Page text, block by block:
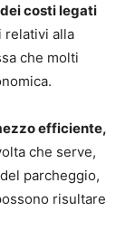
costi legati
relativi alla
che molti
efficiente,
che serve,
parcheggio,
risultare